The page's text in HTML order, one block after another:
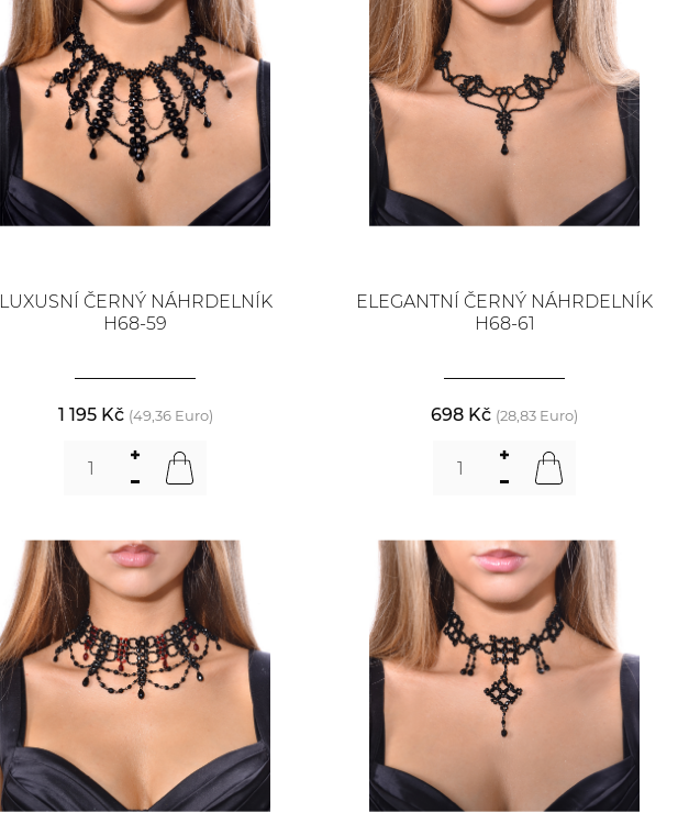
LUXUSNÍ ČERNÝ NÁHRDELNÍK
H68-59
1 195 Kč (49,36 Euro)
ELEGANTNÍ ČERNÝ NÁHRDELNÍK
H68-61
698 Kč (28,83 Euro)